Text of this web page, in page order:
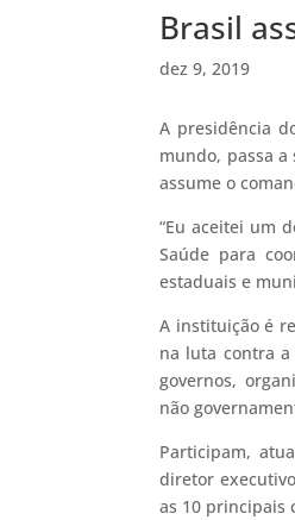
Brasil
dez 9, 2019
A presidência
mundo, passa
assume o
“Eu aceitei um
Saúde para
estaduais e
A instituição é
na luta contra a
governos,
não
Participam,
diretor
as 10 principais